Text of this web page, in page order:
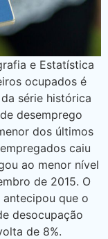
e Estatística
ocupados é
série histórica
desemprego
dos últimos
caiu
ao menor nível
de 2015. O
antecipou que o
desocupação
de 8%.